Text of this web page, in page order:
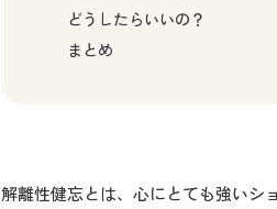
どうしたらいいの？
まとめ
解離性健忘とは、心にとても強いシ